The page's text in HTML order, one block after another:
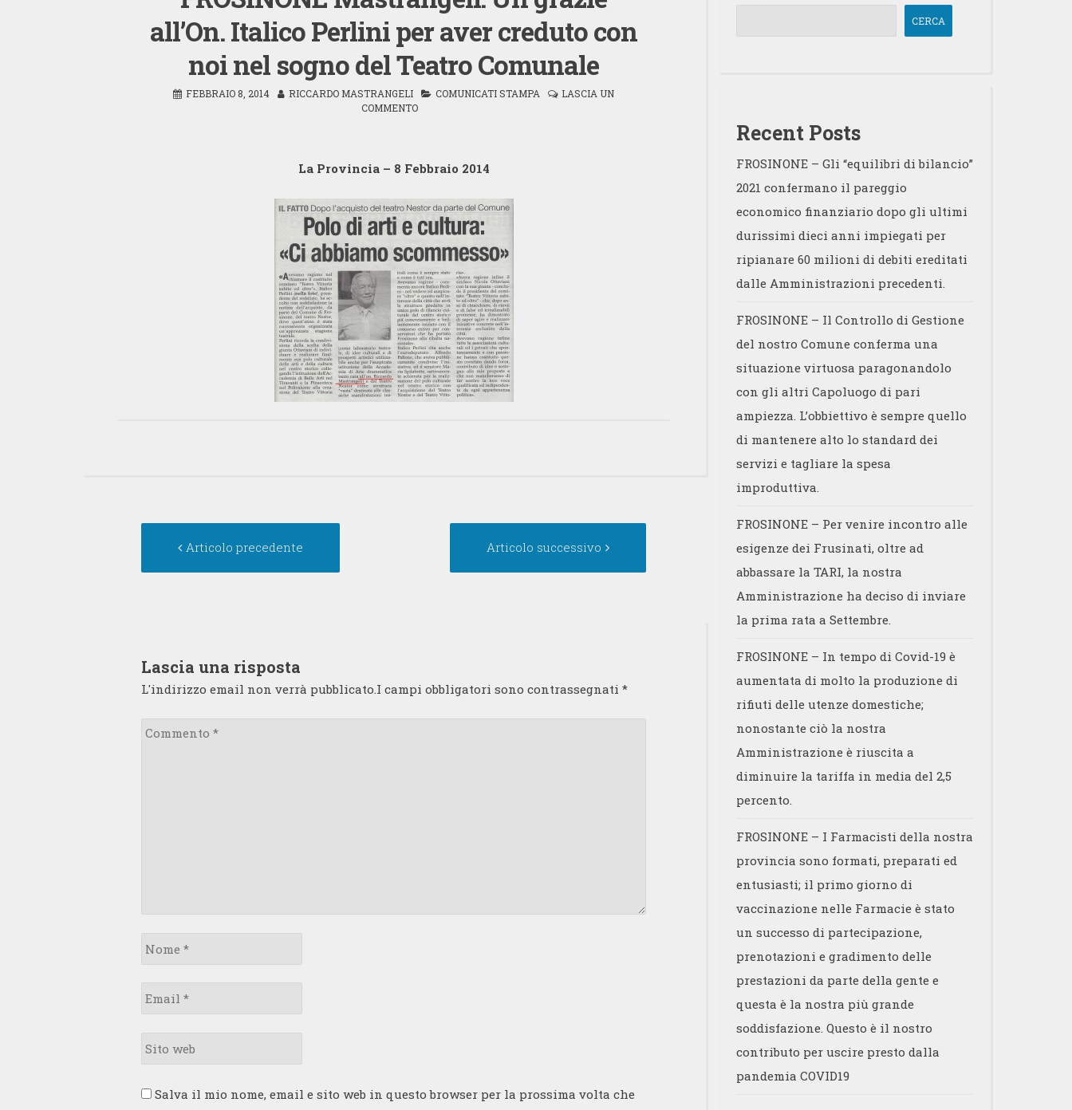
all’On. Italico Perlini per aver creduto con
noi nel sogno del Teatro Comunale
FEBBRAIO 8, 2014 RICCARDO MASTRANGELI COMUNICATI STAMPA
LASCIA UN
COMMENTO
La Provincia – 8 Febbraio 2014
articoloArticolo precedente Articolo successivo
Lascia una risposta
L'indirizzo email non verrà pubblicato.I campi obbligatori sono contrassegnati *
Commento
Nome
*
Email
*
Sito
web
Salva il mio nome, email e sito web in questo browser per la prossima volta che
CERCA
Recent Posts
FROSINONE – Gli “equilibri di bilancio”
2021 confermano il pareggio
economico finanziario dopo gli ultimi
durissimi dieci anni impiegati per
ripianare 60 milioni di debiti ereditati
dalle Amministrazioni precedenti.
FROSINONE – Il Controllo di Gestione
del nostro Comune conferma una
situazione virtuosa paragonandolo
con gli altri Capoluogo di pari
ampiezza. L’obbiettivo è sempre quello
di mantenere alto lo standard dei
servizi e tagliare la spesa
improduttiva.
FROSINONE – Per venire incontro alle
esigenze dei Frusinati, oltre ad
abbassare la TARI, la nostra
Amministrazione ha deciso di inviare
la prima rata a Settembre.
FROSINONE – In tempo di Covid-19 è
aumentata di molto la produzione di
rifiuti delle utenze domestiche;
nonostante ciò la nostra
Amministrazione è riuscita a
diminuire la tariffa in media del 2,5
percento.
FROSINONE – I Farmacisti della nostra
provincia sono formati, preparati ed
entusiasti; il primo giorno di
vaccinazione nelle Farmacie è stato
un successo di partecipazione,
prenotazioni e gradimento delle
prestazioni da parte della gente e
questa è la nostra più grande
soddisfazione. Questo è il nostro
contributo per uscire presto dalla
pandemia COVID19